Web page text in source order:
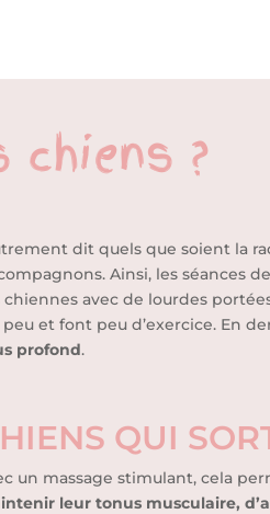
chiens ?
dit quels que soient la
Ainsi, les séances
avec de lourdes
et font peu d’exercice. En
profond.
QUI
un massage stimulant, cela
leur tonus musculaire,